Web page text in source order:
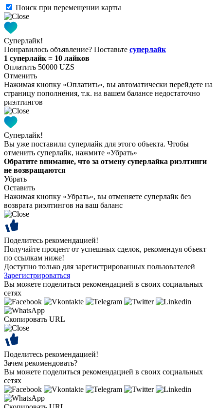
Поиск при перемещении карты
Суперлайк!
Понравилось объявление? Поставьте суперлайк
1 суперлайк = 10 лайков
Оплатить 50000 UZS
Отменить
Нажимая кнопку «Оплатить», вы автоматически перейдете на
страницу пополнения, т.к. на вашем балансе недостаточно
риэлтингов
Суперлайк!
Вы уже поставили суперлайк для этого объекта. Чтобы
отменить суперлайк, нажмите «Убрать»
Обратите внимание, что за отмену суперлайка риэлтинги
не возвращаются
Убрать
Оставить
Нажимая кнопку «Убрать», вы отменяете суперлайк без
возврата риэлтингов на ваш баланс
Поделитесь рекомендацией!
Получайте процент от успешных сделок, рекомендуя объект
по ссылкам ниже!
Доступно только для зарегистрированных пользователей
Зарегистрироваться
Вы можете поделиться рекомендацией в своих социальных
сетях
Скопировать URL
Поделитесь рекомендацией!
Зачем рекомендовать?
Вы можете поделиться рекомендацией в своих социальных
сетях